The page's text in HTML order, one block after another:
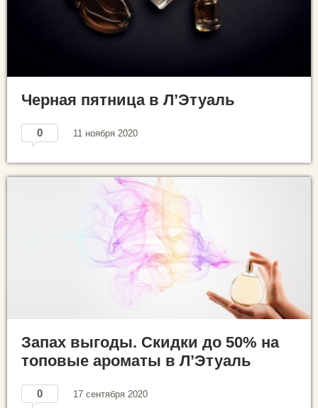
Черная пятница в Л’Этуаль
0 11 ноября 2020
Запах выгоды. Скидки до 50% на
топовые ароматы в Л’Этуаль
0 17 сентября 2020